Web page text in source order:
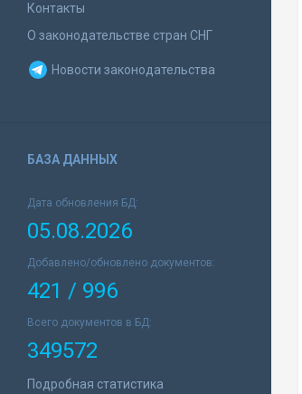
Контакты
О законодательстве стран СНГ
Новости законодательства
БАЗА ДАННЫХ
Дата обновления БД:
05.08.2026
Добавлено/обновлено документов:
421 / 996
Всего документов в БД:
349572
Подробная статистика